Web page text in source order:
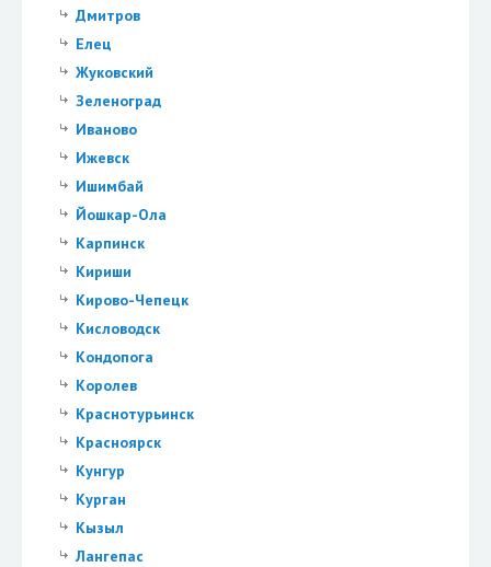
Дмитров
Елец
Жуковский
Зеленоград
Иваново
Ижевск
Ишимбай
Йошкар-Ола
Карпинск
Кириши
Кирово-Чепецк
Кисловодск
Кондопога
Королев
Краснотурьинск
Красноярск
Кунгур
Курган
Кызыл
Лангепас